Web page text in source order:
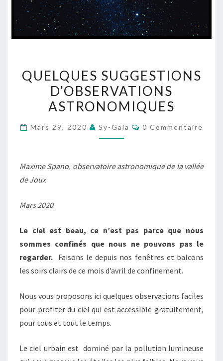
SUGGESTIONS
D’OBSERVATIONS
ASTRONOMIQUES
QUELQUES SUGGESTIONS
D’OBSERVATIONS
ASTRONOMIQUES
Mars 29, 2020 Sy-Gaia Commentaires
0 Commentaire
Maxime Spano, observatoire astronomique de la vallée
de Joux
Mars 2020
Le ciel est beau, ce n’est pas parce que nous
sommes confinés que nous ne pouvons pas le
regarder. Faisons le depuis nos fenêtres et balcons
les soirs clairs de ce mois d’avril de confinement.
Nous vous proposons ici quelques observations faciles
pour profiter du ciel qui est accessible gratuitement,
pour tous et tout le temps.
Le ciel urbain est dominé par la pollution lumineuse